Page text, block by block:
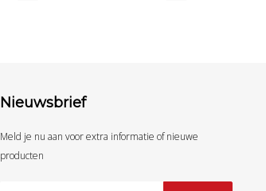
Nieuwsbrief
Meld je nu aan voor extra informatie of nieuwe
producten